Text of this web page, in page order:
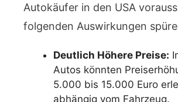
Autokäufer in den USA
folgenden Auswirkungen
Deutlich Höhere Preise:
Autos könnten
5.000 bis 15.000 Euro
abhängig vom Fahrzeug.